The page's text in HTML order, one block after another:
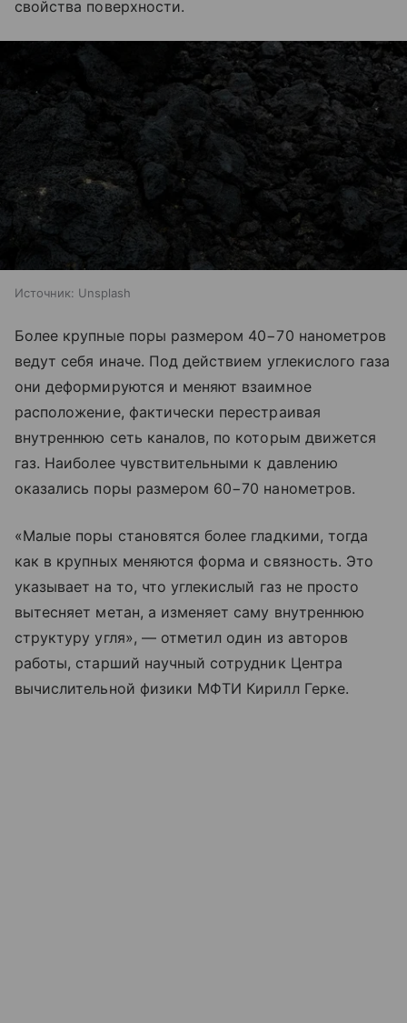
свойства поверхности.
Источник: Unsplash
Более крупные поры размером 40−70 нанометров
ведут себя иначе. Под действием углекислого газа
они деформируются и меняют взаимное
расположение, фактически перестраивая
внутреннюю сеть каналов, по которым движется
газ. Наиболее чувствительными к давлению
оказались поры размером 60−70 нанометров.
«Малые поры становятся более гладкими, тогда
как в крупных меняются форма и связность. Это
указывает на то, что углекислый газ не просто
вытесняет метан, а изменяет саму внутреннюю
структуру угля», — отметил один из авторов
работы, старший научный сотрудник Центра
вычислительной физики МФТИ Кирилл Герке.